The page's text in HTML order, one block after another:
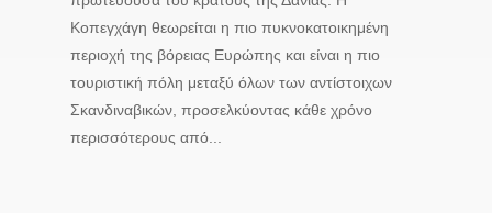
Κοπεγχάγη θεωρείται η πιο πυκνοκατοικημένη
περιοχή της βόρειας Ευρώπης και είναι η πιο
τουριστική πόλη μεταξύ όλων των αντίστοιχων
Σκανδιναβικών, προσελκύοντας κάθε χρόνο
περισσότερους από...